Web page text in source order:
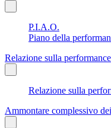
P.I.A.O.
Piano della
Relazione sulla performance
Relazione sulla
Ammontare complessivo